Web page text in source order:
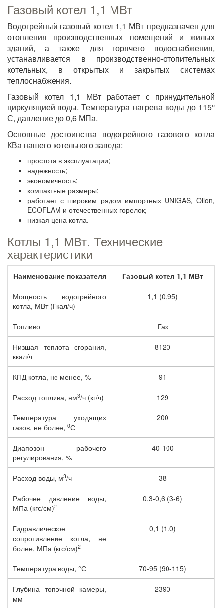
Газовый котел 1,1 МВт
Водогрейный газовый котел 1,1 МВт предназначен для
отопления производственных помещений и жилых
зданий, а также для горячего водоснабжения,
устанавливается в производственно-отопительных
котельных, в открытых и закрытых системах
теплоснабжения.
Газовый котел 1,1 МВт работает с принудительной
циркуляцией воды. Температура нагрева воды до 115°
С, давление до 0,6 МПа.
Основные достоинства водогрейного газового котла
КВа нашего котельного завода:
простота в эксплуатации;
надежность;
экономичность;
компактные размеры;
работает с широким рядом импортных UNIGAS, Oilon,
ECOFLAM и отечественных горелок;
низкая цена котла.
Котлы 1,1 МВт. Технические
характеристики
Наименование показателя Газовый котел 1,1 МВт
Мощность водогрейного
котла, МВт (Гкал/ч)
1,1 (0,95)
Топливо Газ
Низшая теплота сгорания,
ккал/ч
8120
КПД котла, не менее, % 91
Расход топлива, нм3/ч (кг/ч) 129
Температура уходящих
газов, не более, 0С
200
Диапозон рабочего
регулирования, %
40-100
Расход воды, м3/ч 38
Рабочее давление воды,
МПа (кгс/см)2
0,3-0,6 (3-6)
Гидравлическое
сопротивление котла, не
более, МПа (кгс/см)2
0,1 (1.0)
Температура воды, °С 70-95 (90-115)
Глубина топочной камеры,
мм
2390